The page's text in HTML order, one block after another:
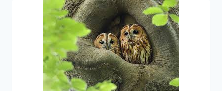
BESTUURSCOLLEGA
VOOR
DE EDUCATIE ACTIVITEITEN?